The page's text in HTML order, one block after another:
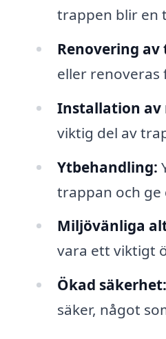
trappen blir en
Renovering av
eller
Installation av
viktig del av
Ytbehandling:
trappan och
Miljövänliga
vara ett viktigt
Ökad säkerhet:
säker, något